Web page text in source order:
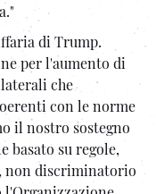
di Trump.
per l'aumento di
che
con le norme
il nostro sostegno
basato su regole,
non discriminatorio